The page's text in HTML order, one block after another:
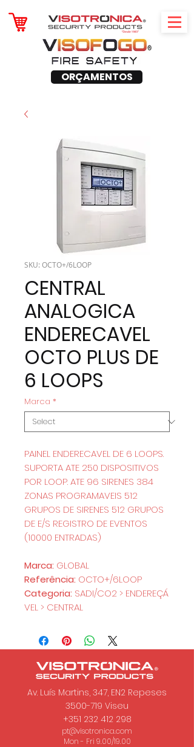
ORÇAMENTOS
SKU: OCTO+/6LOOP
CENTRAL
ANALOGICA
ENDERECAVEL
OCTO PLUS DE
6 LOOPS
Marca *
PAINEL ENDERECAVEL DE 6 LOOPS.
SUPORTA ATE 250 DISPOSITIVOS
POR LOOP. ATE 96 SIRENES 384
ZONAS PROGRAMAVEIS 512
GRUPOS DE SIRENES 512 GRUPOS
DE E/S REGISTRO DE EVENTOS
(10000 ENTRADAS)
Marca: GLOBAL
Referência: OCTO+/6LOOP
Categoria: SADI/CO2 > ENDEREÇÁ
VEL > CENTRAL
Av. Luís Martins, 347, EN2 Repeses
3500-719 Viseu
+351 232 412 298
pt@visotronica.com
Mon - Fri 9.00/19.00